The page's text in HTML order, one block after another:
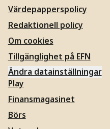
Värdepapperspolicy
Redaktionell policy
Om cookies
Tillgänglighet på EFN
Ändra datainställningar
Play
Finansmagasinet
Börs